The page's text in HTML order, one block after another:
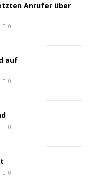
Anrufer über
0
auf
0
0
0